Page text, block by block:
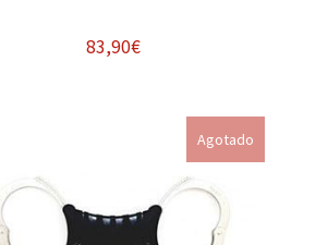
83,90€
Agotado